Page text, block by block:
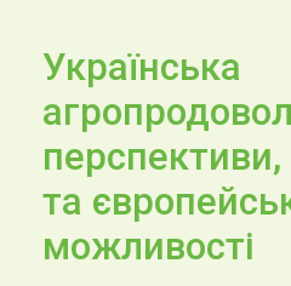
Українська
перспективи,
та
можливості